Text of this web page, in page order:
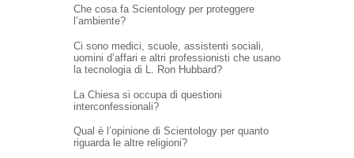
Che cosa fa Scientology per proteggere
l’ambiente?
Ci sono medici, scuole, assistenti sociali,
uomini d’affari e altri professionisti che usano
la tecnologia di L. Ron Hubbard?
La Chiesa si occupa di questioni
interconfessionali?
Qual è l’opinione di Scientology per quanto
riguarda le altre religioni?